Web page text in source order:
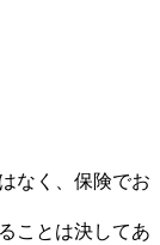
なく、保険でお
ことは決してあ